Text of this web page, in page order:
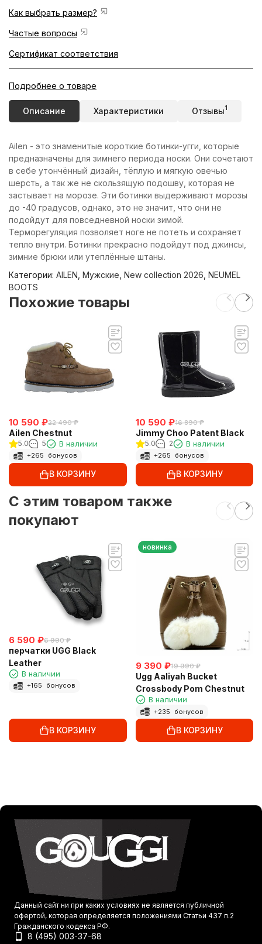
Как выбрать размер?
Частые вопросы
Сертификат соответствия
Подробнее о товаре
Описание Характеристики Отзывы1
Ailen - это знаменитые короткие ботинки-угги, которые
предназначены для зимнего периода носки. Они сочетают
в себе утончённый дизайн, тёплую и мягкую овечью
шерсть, а так же не скользящую подошву, которая не
застывает на морозе. Эти ботинки выдерживают морозы
до -40 градусов, однако, это не значит, что они не
подойдут для повседневной носки зимой.
Терморегуляция позволяет ноге не потеть и сохраняет
тепло внутри. Ботинки прекрасно подойдут под джинсы,
зимние брюки или утеплённые штаны.
Категории: AILEN Мужские New collection 2026 NEUMEL
BOOTS
Похожие товары
10 590 ₽22 490 ₽
Ailen Chestnut
5.0 5 В наличии
+265 бонусов
В КОРЗИНУ
10 590 ₽16 890 ₽
Jimmy Choo Patent Black
5.0 2 В наличии
+265 бонусов
В КОРЗИНУ
C этим товаром также
покупают
6 590 ₽6 990 ₽
перчатки UGG Black
Leather
В наличии
+165 бонусов
В КОРЗИНУ
новинка
9 390 ₽19 990 ₽
Ugg Aaliyah Bucket
Crossbody Pom Chestnut
В наличии
+235 бонусов
В КОРЗИНУ
Данный сайт ни при каких условиях не является публичной
офертой, которая определяется положениями Статьи 437 п.2
Гражданского кодекса РФ.
8 (495) 003-37-68